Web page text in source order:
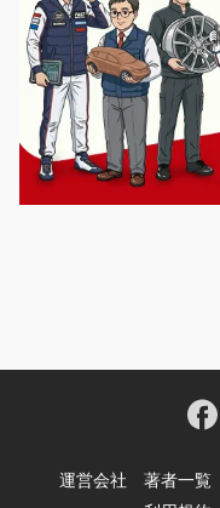
運営会社 著者一覧